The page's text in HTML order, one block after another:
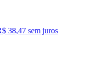
38,47 sem juros